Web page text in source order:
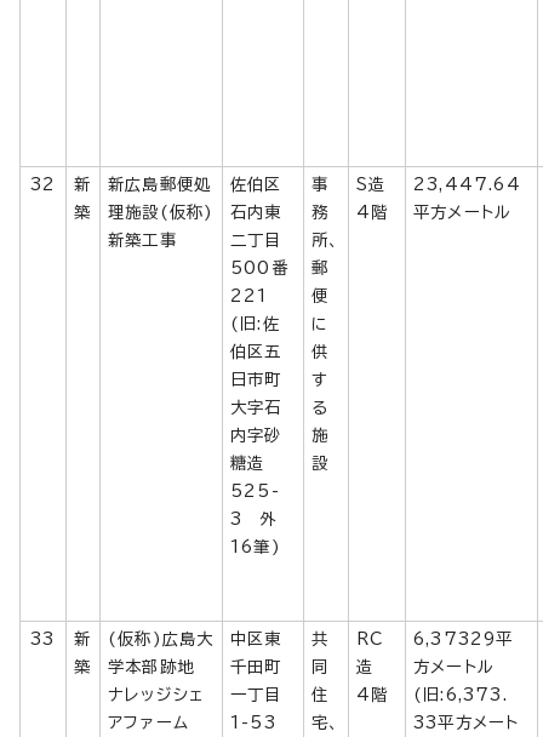
32
新
築
新広島郵便処
理施設(仮称)
新築工事
佐伯区
石内東
二丁目
500番
221
(旧:佐
伯区五
日市町
大字石
内字砂
糖造
525-
3 外
16筆)
事
務
所、
郵
便
に
供
す
る
施
設
S造
4階
23,447.64
平方メートル
33
新
築
(仮称)広島大
学本部跡地
ナレッジシェ
アファーム
中区東
千田町
一丁目
1-53
共
同
住
宅、
RC
造
4階
6,37329平
方メートル
(旧:6,373.
33平方メート